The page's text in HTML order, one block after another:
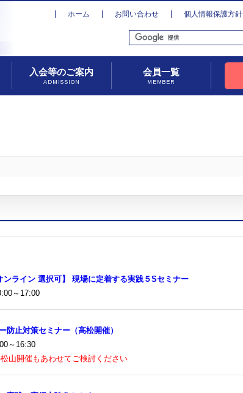
ホーム お問い合わせ 個人情報保護方針
入会等のご案内
ADMISSION
会員一覧
MEMBER
ンライン 選択可】 現場に定着する実践５Sセミナー
～17:00
防止対策セミナー（高松開催）
～16:30
山開催もあわせてご検討ください